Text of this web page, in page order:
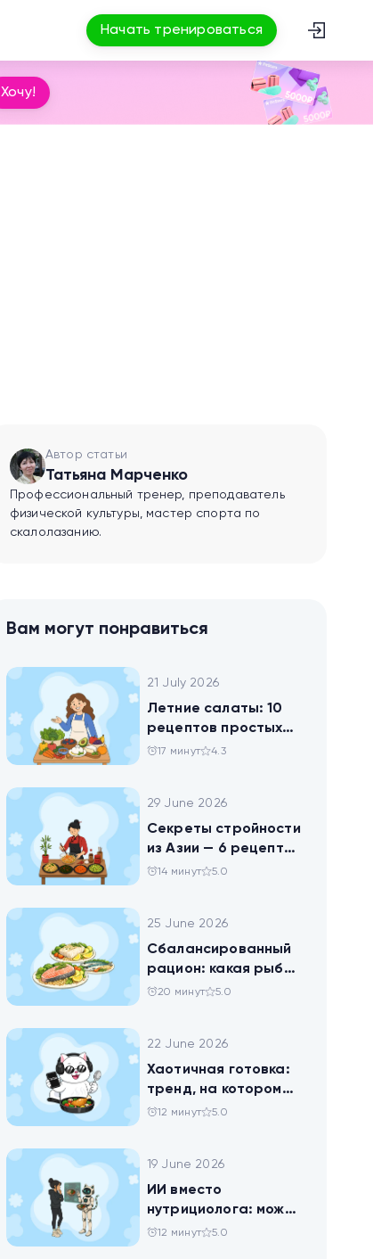
Начать тренироваться
Хочу!
Автор статьи
Татьяна Марченко
Профессиональный тренер, преподаватель
физической культуры, мастер спорта по
скалолазанию.
Вам могут понравиться
21 July 2026
Летние салаты: 10
рецептов простых
блюд для будней и
17 минут 4.3
29 June 2026
Секреты стройности
из Азии — 6 рецептов
китайских салатов
14 минут 5.0
25 June 2026
Сбалансированный
рацион: какая рыба
самая полезная
20 минут 5.0
22 June 2026
Хаотичная готовка:
тренд, на котором
похудел весь ТикТок
12 минут 5.0
19 June 2026
ИИ вместо
нутрициолога: можно
ли доверить
12 минут 5.0